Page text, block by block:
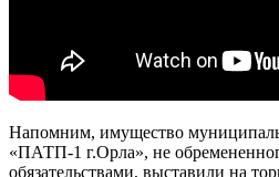
Напомним, имущество
«ПАТП-1 г.Орла», не
обязательствами, выставили на